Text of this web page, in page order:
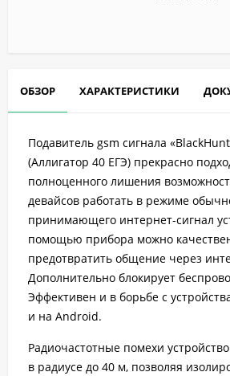
ОБЗОР ХАРАКТЕРИСТИКИ
Подавитель gsm сигнала
(Аллигатор 40 ЕГЭ) прекрасно
полноценного лишения
девайсов работать в режиме
принимающего интернет-сигнал
помощью прибора можно
предотвратить общение через
Дополнительно блокирует
Эффективен и в борьбе с
и на Android.
Радиочастотные помехи
в радиусе до 40 м, позволяя